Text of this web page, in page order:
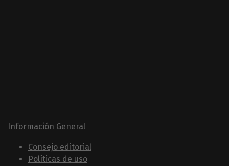
Información General
Consejo editorial
Políticas de uso